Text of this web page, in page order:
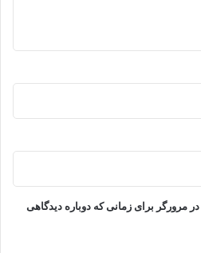
مرورگر برای زمانی که دوباره دیدگاهی